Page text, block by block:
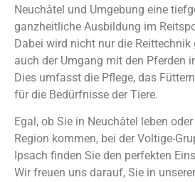
Neuchâtel und Umgebung eine
ganzheitliche Ausbildung im
Dabei wird nicht nur die Reittechnik
auch der Umgang mit den Pferden
Dies umfasst die Pflege, das
für die Bedürfnisse der Tiere.
Egal, ob Sie in Neuchâtel leben
Region kommen, bei der Voltige-
Ipsach finden Sie den perfekten
Wir freuen uns darauf, Sie in